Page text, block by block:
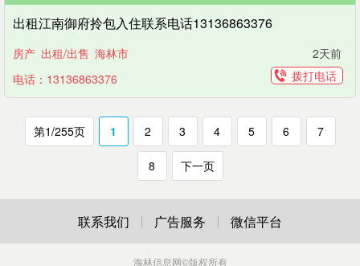
出租江南御府拎包入住联系电话13136863376
房产 出租/出售 海林市
2天前
电话：13136863376
拨打电话
第1/255页 1 2 3 4 5 6 7
8 下一页
联系我们 广告服务 微信平台
海林信息网©版权所有